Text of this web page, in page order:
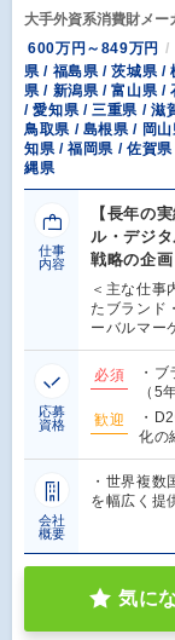
大手外資系消費財メー
600万円～849万円
県 / 福島県 / 茨城県 /
県 / 新潟県 / 富山県 /
/ 愛知県 / 三重県 / 滋
鳥取県 / 島根県 / 岡
知県 / 福岡県 / 佐賀
縄県
仕事
内容
【長年の
ル・デジ
戦略の企
＜主な仕事
たブランド
ーバルマー
応募
資格
必須
・
（5
歓迎
・
化の
会社
概要
・世界複
を幅広く提
気に